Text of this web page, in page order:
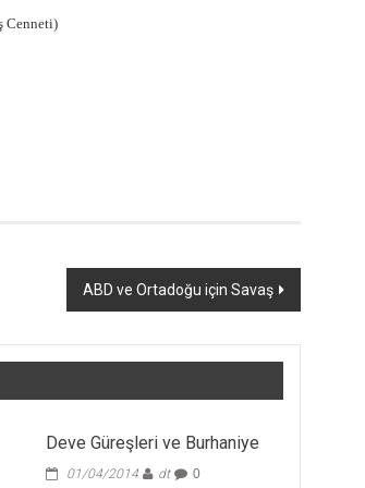
Cenneti)
ABD ve Ortadoğu için Savaş
Deve Güreşleri ve Burhaniye
01/04/2014 dt 0